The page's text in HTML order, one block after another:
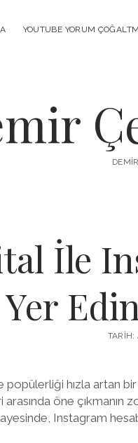
YOUTUBE YORUM
İle
Yer
TARIH:
hızla artan
öne çıkmanın
Instagram